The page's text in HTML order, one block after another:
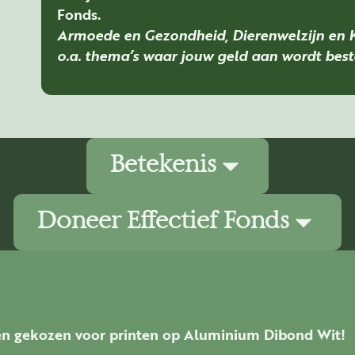
Fonds.
Armoede en Gezondheid, Dierenwelzijn
o.a. thema’s waar jouw geld aan wordt
Betekenis
proces dat nooit klaar of af is.
leren we. Worden we ouder en bewuster.
Doneer Effectief Fonds
doelen via het fonds wordt gedoneerd. Zo krijgt
gekozen voor printen op Aluminium Dibond Wit!